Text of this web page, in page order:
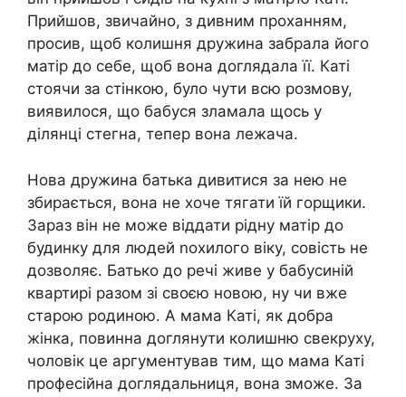
Прийшов, звичайно, з дивним проханням,
просив, щоб колишня дружина забрала його
матір до себе, щоб вона доглядала її. Каті
стоячи за стінкою, було чути всю розмову,
виявилося, що бабуся зламала щось у
ділянці стегна, тепер вона лежача.
Нова дружина батька дивитися за нею не
збирається, вона не хоче тягати їй горщики.
Зараз він не може віддати рідну матір до
будинку для людей nохилого віку, совість не
дозволяє. Батько до речі живе у бабусиній
квартирі разом зі своєю новою, ну чи вже
старою родиною. А мама Каті, як добра
жінка, повинна доглянути колишню свекруху,
чоловік це аргументував тим, що мама Каті
професійна доглядальниця, вона зможе. За